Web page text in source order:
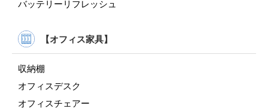
バッテリーリフレッシュ
【オフィス家具】
収納棚
オフィスデスク
オフィスチェアー